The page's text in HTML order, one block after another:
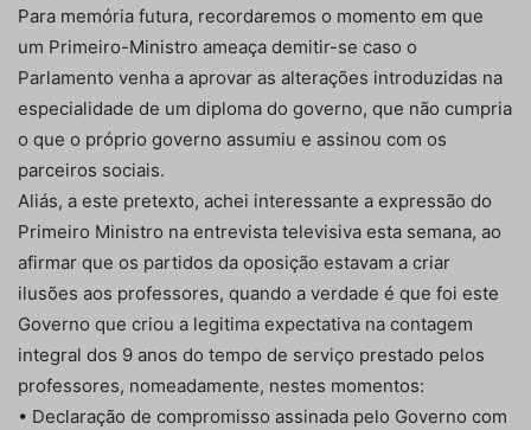
Para memória futura, recordaremos o momento em que
um Primeiro-Ministro ameaça demitir-se caso o
Parlamento venha a aprovar as alterações introduzidas na
especialidade de um diploma do governo, que não cumpria
o que o próprio governo assumiu e assinou com os
parceiros sociais.
Aliás, a este pretexto, achei interessante a expressão do
Primeiro Ministro na entrevista televisiva esta semana, ao
afirmar que os partidos da oposição estavam a criar
ilusões aos professores, quando a verdade é que foi este
Governo que criou a legitima expectativa na contagem
integral dos 9 anos do tempo de serviço prestado pelos
professores, nomeadamente, nestes momentos:
• Declaração de compromisso assinada pelo Governo com